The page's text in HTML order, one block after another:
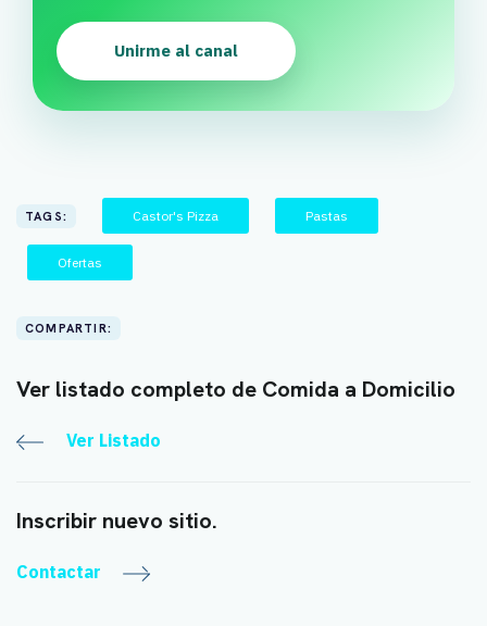
Unirme al canal
TAGS: Castor's Pizza Pastas
Ofertas
COMPARTIR:
Ver listado completo de Comida a Domicilio
Ver Listado
Inscribir nuevo sitio.
Contactar